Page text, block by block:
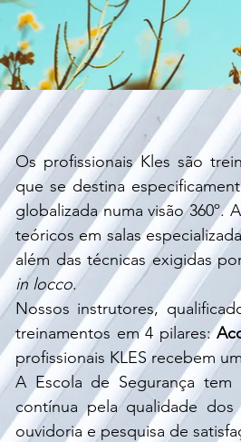
Os profissionais Kles são
que se destina
globalizada numa visão 360º.
teóricos em salas
além das técnicas exigidas
in locco.
Nossos instrutores,
treinamentos em 4 pilares:
profissionais KLES recebem
A Escola de Segurança
contínua pela qualidade
ouvidoria e pesquisa de